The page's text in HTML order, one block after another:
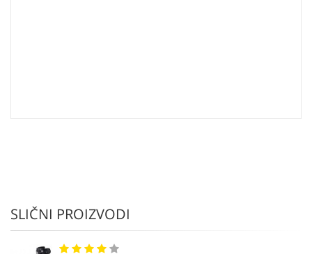
SLIČNI PROIZVODI